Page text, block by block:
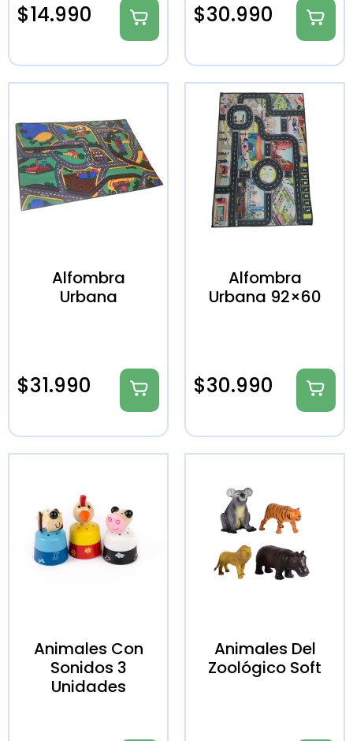
$14.990 $30.990
Alfombra
Urbana
$31.990
Alfombra
Urbana 92×60
$30.990
Animales Con
Sonidos 3
Unidades
Animales Del
Zoológico Soft